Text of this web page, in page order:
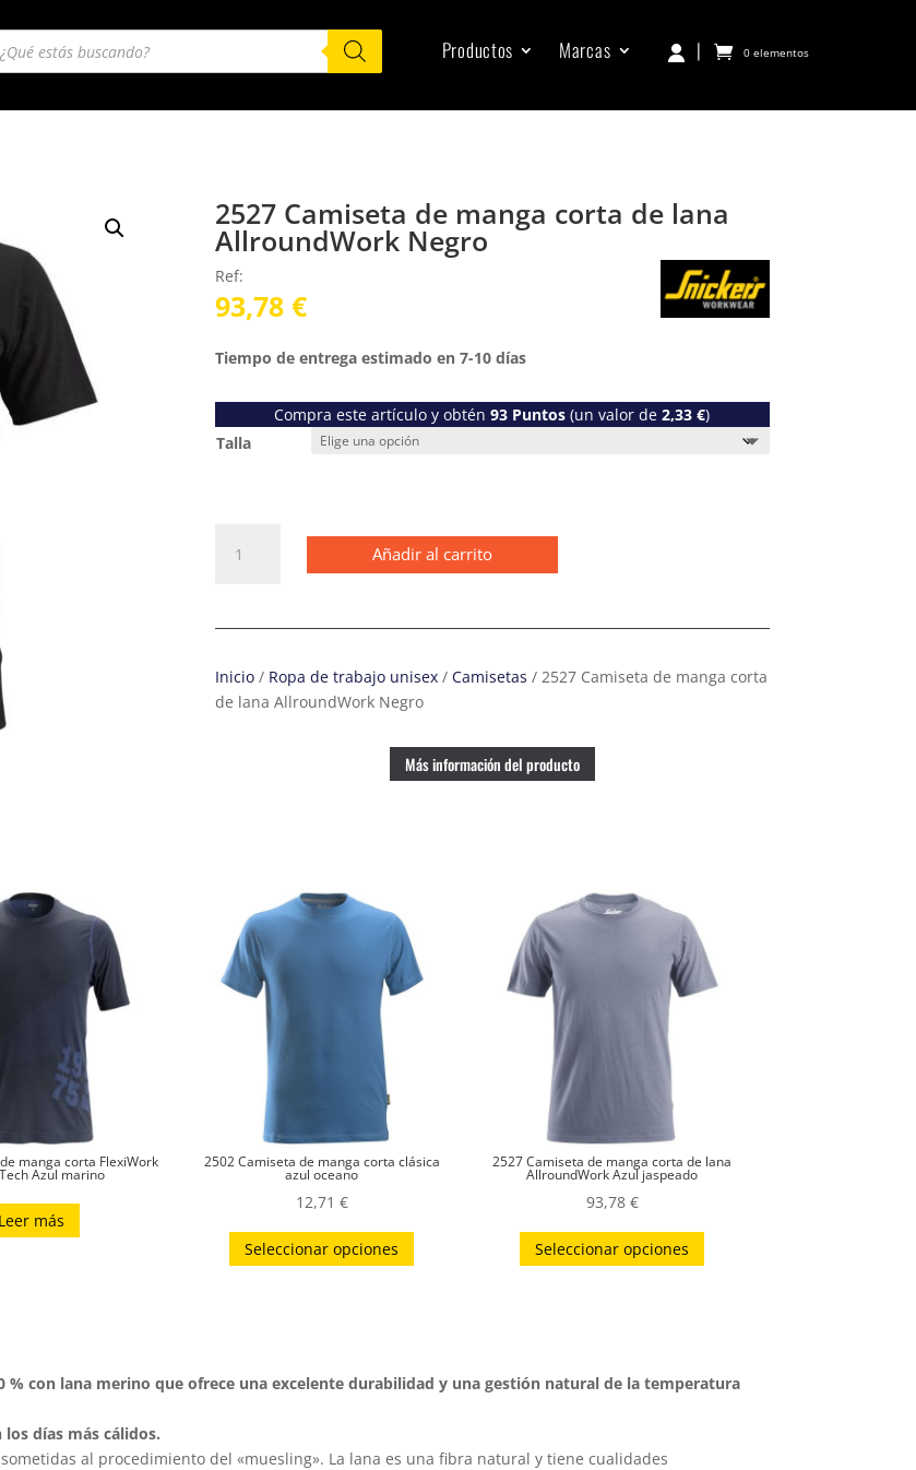
Productos Marcas | 0 elementos
2527 Camiseta de manga corta de lana
AllroundWork Negro
Ref:
93,78 €
Tiempo de entrega estimado en 7-10 días
Compra este artículo y obtén93 Puntos (un valor de2,33€)
Talla
Camiseta
lana
AllroundWork
Añadir al carrito
Inicio/ Ropa de trabajo unisex/ Camisetas / 2527 Camiseta de manga corta
de lana AllroundWork Negro
Más información del producto
manga corta FlexiWork
Azul marino
Leer más
2502 Camiseta de manga corta clásica
azul oceano
12,71 €
Seleccionar opciones
Este
opciones
pueden
2527 Camiseta de manga corta de lana
AllroundWork Azul jaspeado
93,78 €
Seleccionar opciones
Este
% con lana merino que ofrece una excelente durabilidad y una gestión natural de la temperatura
días más cálidos.
al procedimiento del «muesling». La lana es una fibra natural y tiene cualidades